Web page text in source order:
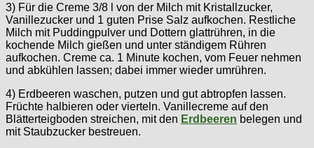
3) Für die Creme 3/8 l von der Milch mit Kristallzucker,
Vanillezucker und 1 guten Prise Salz aufkochen. Restliche
Milch mit Puddingpulver und Dottern glattrühren, in die
kochende Milch gießen und unter ständigem Rühren
aufkochen. Creme ca. 1 Minute kochen, vom Feuer nehmen
und abkühlen lassen; dabei immer wieder umrühren.
4) Erdbeeren waschen, putzen und gut abtropfen lassen.
Früchte halbieren oder vierteln. Vanillecreme auf den
Blätterteigboden streichen, mit den Erdbeeren belegen und
mit Staubzucker bestreuen.